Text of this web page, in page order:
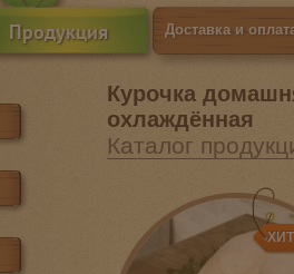
Продукция Доставка и
Курочка
охлаждённая
Каталог